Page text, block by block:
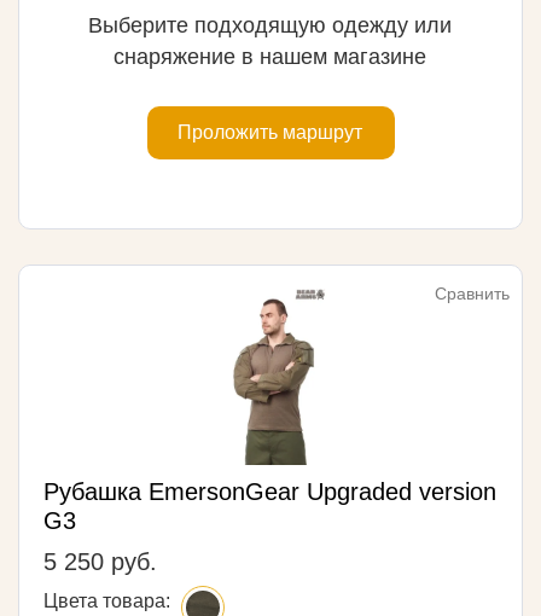
Выберите подходящую одежду или
снаряжение в нашем магазине
Проложить маршрут
Сравнить
Рубашка EmersonGear Upgraded version
G3
5 250 руб.
Цвета товара: